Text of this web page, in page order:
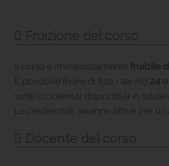
Fruizione del corso
Il corso è immediatamente fruibile
È possibile fruire di tutti i servizi 24
volte i contenuti disponibili in totale
Le credenziali saranno attive per un
Docente del corso